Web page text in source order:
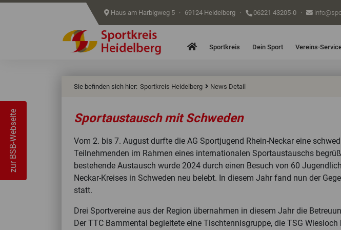
Haus am Harbigweg 5 · 69124 Heidelberg · 06221 43205-0 ·
HomeSportkreis Dein Sport Vereins-
Sie befinden sich hier: Sportkreis Heidelberg News Detail
Sportaustausch mit Schweden
Vom 2. bis 7. August durfte die AG Sportjugend Rhein-Neckar eine
Teilnehmenden im Rahmen eines internationalen Sportaustauschs
bestehende Austausch wurde 2024 durch einen Besuch von 60
Neckar-Kreises in Schweden neu belebt. In diesem Jahr fand nun der
statt.
Drei Sportvereine aus der Region übernahmen in diesem Jahr die
Der TTC Bammental begleitete eine Tischtennisgruppe, die TSG
zur BSB-Webseite